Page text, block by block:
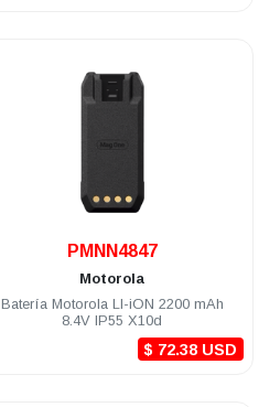
PMNN4847
Motorola
Batería Motorola LI-iON 2200 mAh
8.4V IP55 X10d
$ 72.38 USD